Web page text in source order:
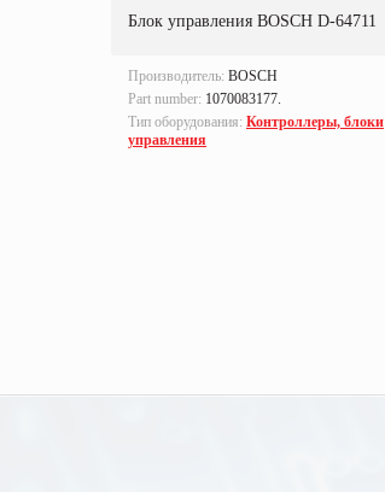
Блок управления BOSCH D-64711
Производитель: BOSCH
Part number: 1070083177.
Тип оборудования: Контроллеры, блоки
управления